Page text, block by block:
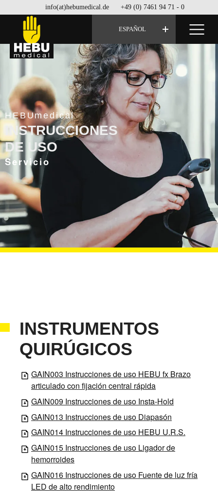
info(at)hebumedical.de +49 (0) 7461 94 71 - 0
ESPAÑOL
HEBUmedical
INSTRUCCIONES
DE USO
Servicio
INSTRUMENTOS
QUIRÚGICOS
GAIN003 Instrucciones de uso HEBU fx Brazo
articulado con fijación central rápida
GAIN009 Instrucciones de uso Insta-Hold
GAIN013 Instrucciones de uso Diapasón
GAIN014 Instrucciones de uso HEBU U.R.S.
GAIN015 Instrucciones de uso Ligador de
hemorroides
GAIN016 Instrucciones de uso Fuente de luz fría
LED de alto rendimiento